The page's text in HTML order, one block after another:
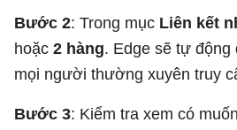
Bước 2: Trong mục Liên kết
hoặc 2 hàng. Edge sẽ tự động
mọi người thường xuyên truy
Bước 3: Kiểm tra xem có